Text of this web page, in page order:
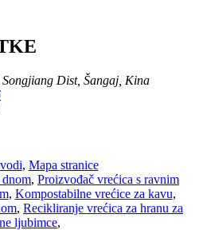
Dist, Šangaj, Kina
, Mapa stranice
, Proizvođač vrećica s ravnim
, Kompostabilne vrećice za kavu,
, Recikliranje vrećica za hranu za
ljubimce,